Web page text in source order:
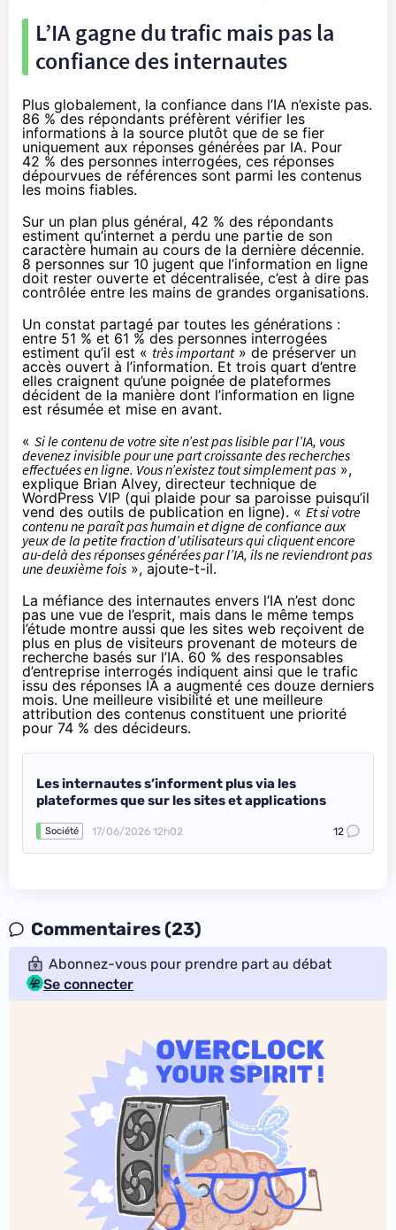
L’IA gagne du trafic mais pas la
confiance des internautes
Plus globalement, la confiance dans l’IA n’existe pas.
86 % des répondants préfèrent vérifier les
informations à la source plutôt que de se fier
uniquement aux réponses générées par IA. Pour
42 % des personnes interrogées, ces réponses
dépourvues de références sont parmi les contenus
les moins fiables.
Sur un plan plus général, 42 % des répondants
estiment qu’internet a perdu une partie de son
caractère humain au cours de la dernière décennie.
8 personnes sur 10 jugent que l’information en ligne
doit rester ouverte et décentralisée, c’est à dire pas
contrôlée entre les mains de grandes organisations.
Un constat partagé par toutes les générations :
entre 51 % et 61 % des personnes interrogées
estiment qu’il est « très important» de préserver un
accès ouvert à l’information. Et trois quart d’entre
elles craignent qu’une poignée de plateformes
décident de la manière dont l’information en ligne
est résumée et mise en avant.
« Si le contenu de votre site n’est pas lisible par l’IA, vous
devenez invisible pour une part croissante des recherches
effectuées en ligne. Vous n’existez tout simplement pas »,
explique Brian Alvey, directeur technique de
WordPress VIP (qui plaide pour sa paroisse puisqu’il
vend des outils de publication en ligne). « Et si votre
contenu ne paraît pas humain et digne de confiance aux
yeux de la petite fraction d’utilisateurs qui cliquent encore
au-delà des réponses générées par l’IA, ils ne reviendront pas
une deuxième fois », ajoute-t-il.
La méfiance des internautes envers l’IA n’est donc
pas une vue de l’esprit, mais dans le même temps
l’étude montre aussi que les sites web reçoivent de
plus en plus de visiteurs provenant de moteurs de
recherche basés sur l’IA. 60 % des responsables
d’entreprise interrogés indiquent ainsi que le trafic
issu des réponses IA a augmenté ces douze derniers
mois. Une meilleure visibilité et une meilleure
attribution des contenus constituent une priorité
pour 74 % des décideurs.
Les internautes s’informent plus via les
plateformes que sur les sites et applications
Société 17/06/2026 12h02 12
Commentaires (23)
Abonnez-vous pour prendre part au débat
Se connecter